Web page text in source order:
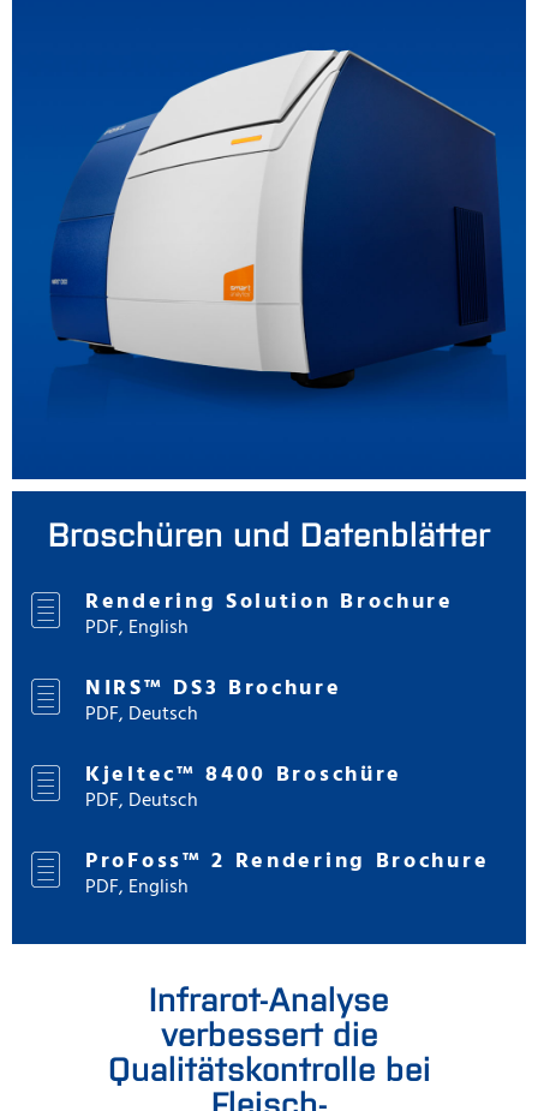
Broschüren und Datenblätter
Rendering Solution Brochure
PDF, English
NIRS™ DS3 Brochure
PDF, Deutsch
Kjeltec™ 8400 Broschüre
PDF, Deutsch
ProFoss™ 2 Rendering Brochure
PDF, English
Infrarot-Analyse
verbessert die
Qualitätskontrolle bei
Fleisch-